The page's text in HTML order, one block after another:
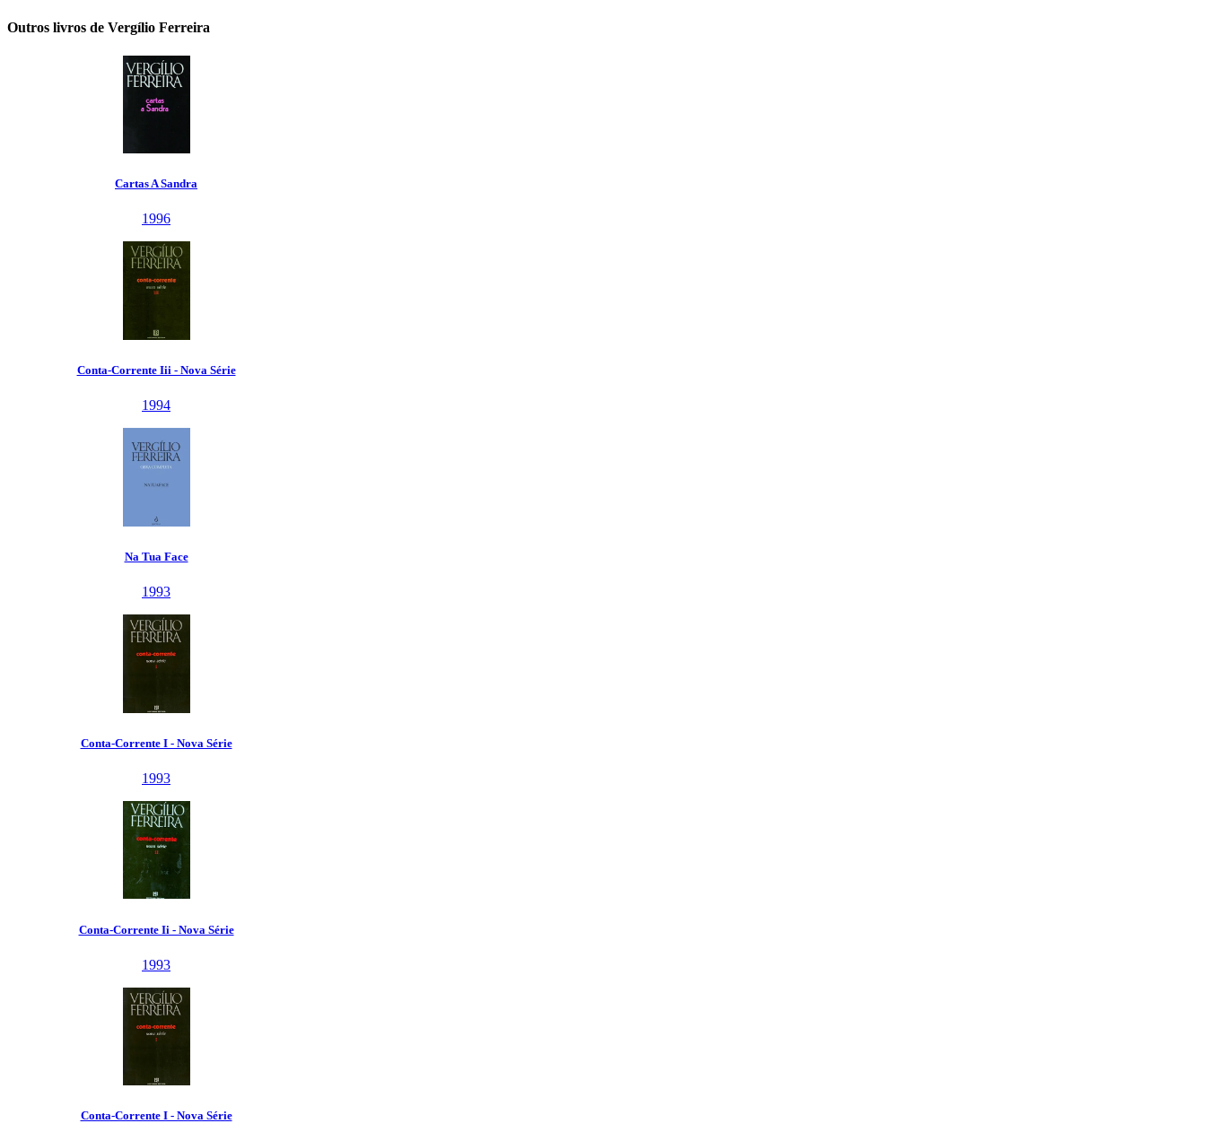
Outros livros de Vergílio Ferreira
Cartas A Sandra
1996
Conta-Corrente Iii - Nova Série
1994
Na Tua Face
1993
Conta-Corrente I - Nova Série
1993
Conta-Corrente Ii - Nova Série
1993
Conta-Corrente I - Nova Série